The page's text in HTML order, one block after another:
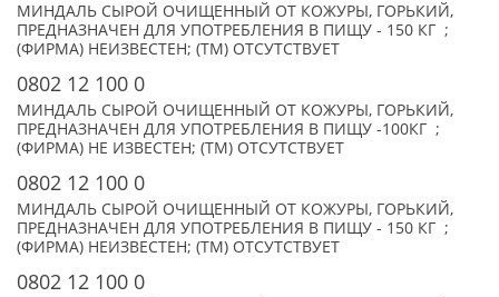
МИНДАЛЬ СЫРОЙ ОЧИЩЕННЫЙ ОТ КОЖУРЫ, ГОРЬКИЙ,
ПРЕДНАЗНАЧЕН ДЛЯ УПОТРЕБЛЕНИЯ В ПИЩУ - 150 КГ ;
(ФИРМА) НЕИЗВЕСТЕН; (TM) ОТСУТСТВУЕТ
0802 12 100 0
МИНДАЛЬ СЫРОЙ ОЧИЩЕННЫЙ ОТ КОЖУРЫ, ГОРЬКИЙ,
ПРЕДНАЗНАЧЕН ДЛЯ УПОТРЕБЛЕНИЯ В ПИЩУ -100КГ ;
(ФИРМА) НЕ ИЗВЕСТЕН; (TM) ОТСУТСТВУЕТ
0802 12 100 0
МИНДАЛЬ СЫРОЙ ОЧИЩЕННЫЙ ОТ КОЖУРЫ, ГОРЬКИЙ,
ПРЕДНАЗНАЧЕН ДЛЯ УПОТРЕБЛЕНИЯ В ПИЩУ - 150 КГ ;
(ФИРМА) НЕИЗВЕСТЕН; (TM) ОТСУТСТВУЕТ
0802 12 100 0